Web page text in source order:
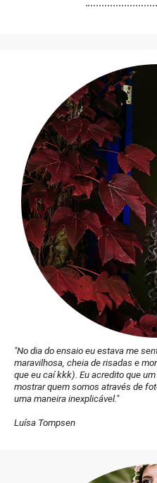
"No dia do ensaio eu estava me
maravilhosa, cheia de risadas e
que eu caí kkk). Eu acredito que
mostrar quem somos através de
uma maneira inexplicável."
Luísa Tompsen